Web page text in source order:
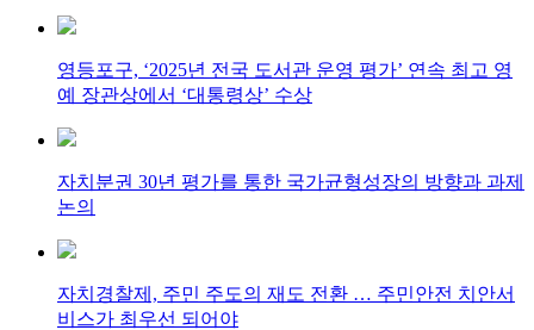
영등포구, ‘2025년 전국 도서관 운영 평가’ 연속 최고 영
예 장관상에서 ‘대통령상’ 수상
자치분권 30년 평가를 통한 국가균형성장의 방향과 과제
논의
자치경찰제, 주민 주도의 재도 전환 … 주민안전 치안서
비스가 최우선 되어야